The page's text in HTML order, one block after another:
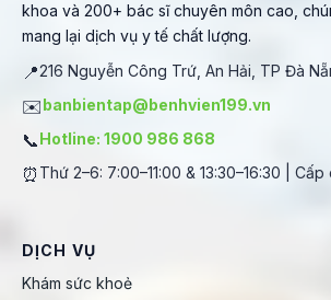
khoa và 200+ bác sĩ chuyên môn cao,
mang lại dịch vụ y tế chất lượng.
📍216 Nguyễn Công Trứ, An Hải, TP Đà
✉️banbientap@benhvien199.vn
📞Hotline: 1900 986 868
⏰ Thứ 2–6: 7:00–11:00 & 13:30–16:30 |
DỊCH VỤ
Khám sức khoẻ